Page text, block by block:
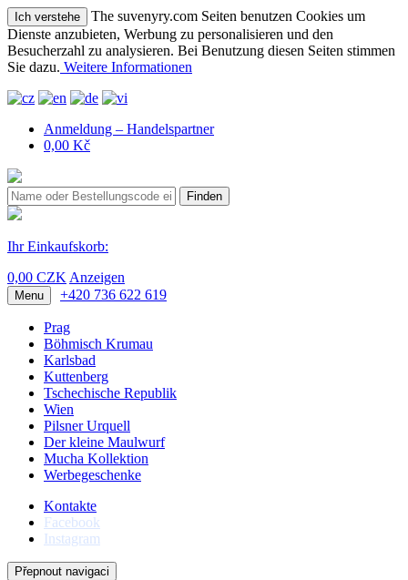
Ich verstehe
The suvenyry.com Seiten benutzen Cookies um
Dienste anzubieten, Werbung zu personalisieren und den
Besucherzahl zu analysieren. Bei Benutzung diesen Seiten stimmen
Sie dazu. Weitere Informationen
Anmeldung – Handelspartner
0,00 Kč
Finden
Ihr Einkaufskorb:
0,00 CZK Anzeigen
Menu +420 736 622 619
Prag
Böhmisch Krumau
Karlsbad
Kuttenberg
Tschechische Republik
Wien
Pilsner Urquell
Der kleine Maulwurf
Mucha Kollektion
Werbegeschenke
Kontakte
Facebook
Instagram
Přepnout navigaci